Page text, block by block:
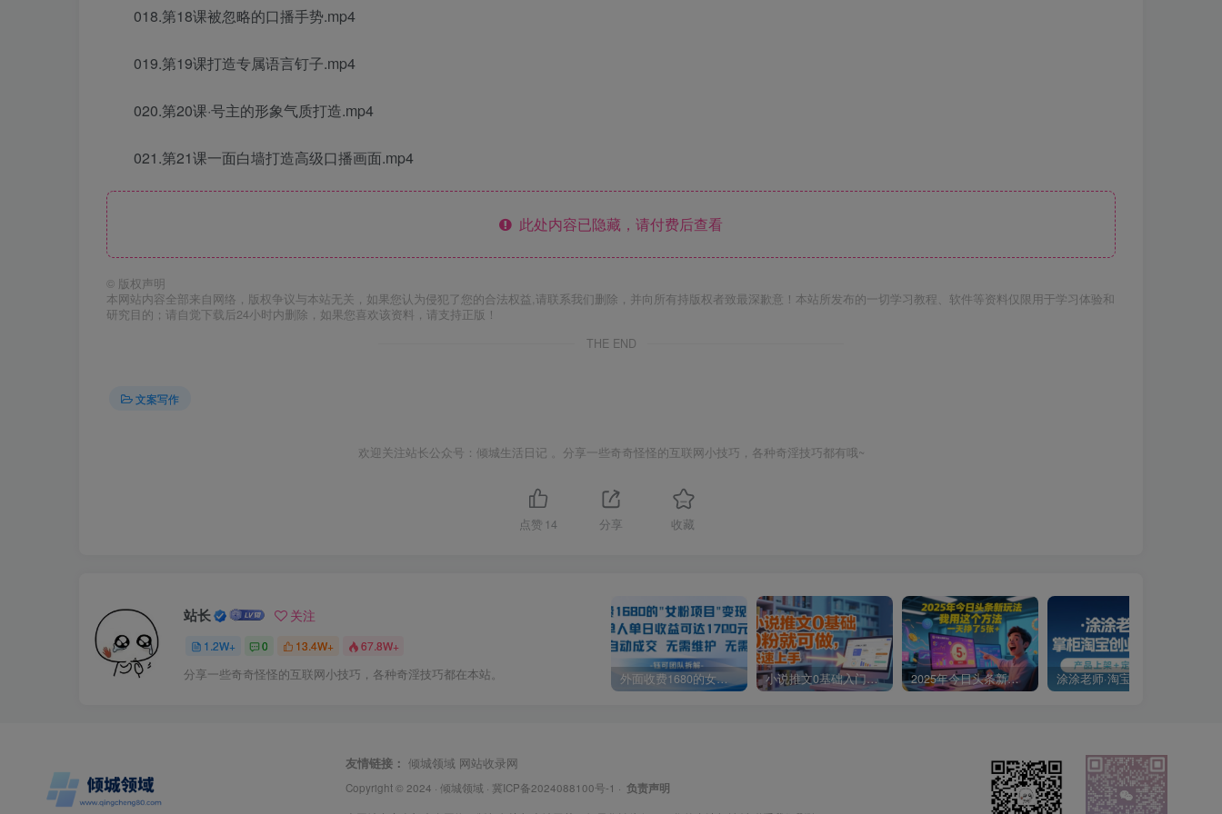
018.第18课被忽略的口播手势.mp4
019.第19课打造专属语言钉子.mp4
020.第20课·号主的形象气质打造.mp4
021.第21课一面白墙打造高级口播画面.mp4
此处内容已隐藏，请付费后查看
© 版权声明
本网站内容全部来自网络，版权争议与本站无关，如果您认为侵犯了您的合法权益,请联系我们删除，并向所有持版权者致最深歉意！本站所发布的一切学习教程、软件等资料仅限用于学习体验和
研究目的；请自觉下载后24小时内删除，如果您喜欢该资料，请支持正版！
THE END
文案写作
欢迎关注站长公众号：倾城生活日记 。分享一些奇奇怪怪的互联网小技巧，各种奇淫技巧都有哦~
点赞 14 分享 收藏
站长 关注
1.2W+ 0 13.4W+ 67.8W+
分享一些奇奇怪怪的互联网小技巧，各种奇淫技巧都在本站。 外面收费1680的女粉项目变现，单人单日收益可达1.7k，全自动成交无需维护 小说推文0基础入门教程，0粉就可做，快速上手 2025年今日头条新玩法，我用这个方法，一天挣了5张+
友情链接： 倾城领域 网站收录网
Copyright © 2024 · 倾城领域 · 冀ICP备2024088100号-1 · 负责声明